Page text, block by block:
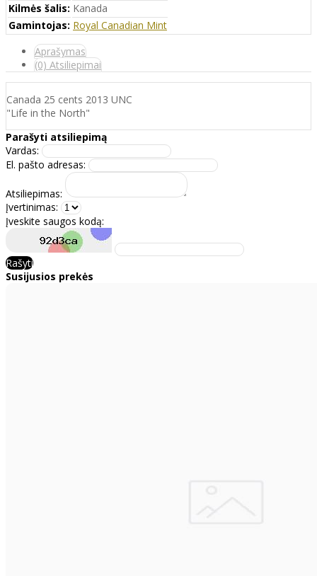
Kilmės šalis: Kanada
Gamintojas: Royal Canadian Mint
Aprašymas
(0) Atsiliepimai
Canada 25 cents 2013 UNC
"Life in the North"
Parašyti atsiliepimą
Vardas:
El. pašto adresas:
Atsiliepimas:
Įvertinimas:
Įveskite saugos kodą:
Rašyti
Susijusios prekės